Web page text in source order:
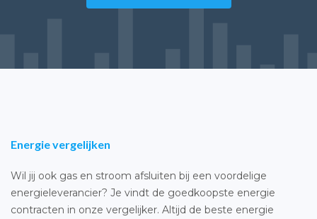
Energie vergelijken
Wil jij ook gas en stroom afsluiten bij een voordelige
energieleverancier? Je vindt de goedkoopste energie
contracten in onze vergelijker. Altijd de beste energie